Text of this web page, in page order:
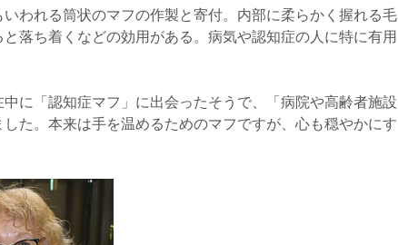
われる筒状のマフの作製と寄付。内部に柔らかく握れる毛
落ち着くなどの効用がある。病気や認知症の人に特に有用
に「認知症マフ」に出会ったそうで、「病院や高齢者施設
た。本来は手を温めるためのマフですが、心も穏やかにす